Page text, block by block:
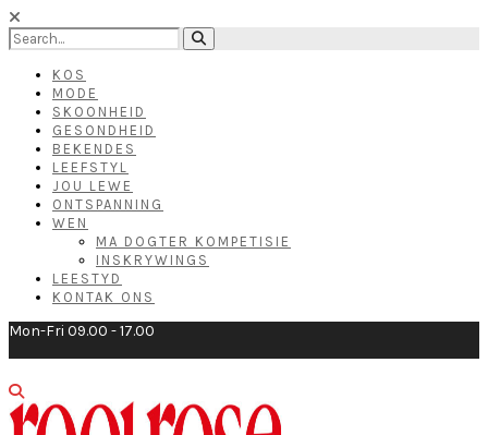
KOS
MODE
SKOONHEID
GESONDHEID
BEKENDES
LEEFSTYL
JOU LEWE
ONTSPANNING
WEN
MA DOGTER KOMPETISIE
INSKRYWINGS
LEESTYD
KONTAK ONS
Mon-Fri 09.00 - 17.00